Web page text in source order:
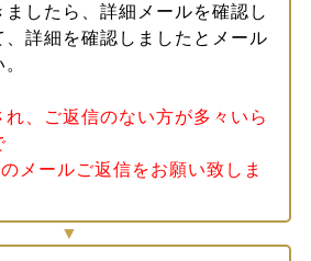
したら、詳細メールを確認し
詳細を確認しましたとメール
、ご返信のない方が多々いら
メールご返信をお願い致しま